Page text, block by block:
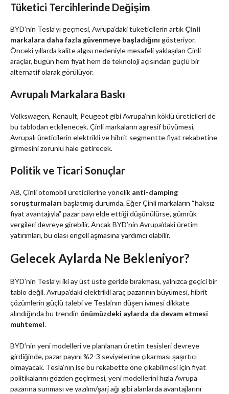
Tüketici Tercihlerinde Değişim
BYD’nin Tesla’yı geçmesi, Avrupa’daki tüketicilerin artık Çinli
markalara daha fazla güvenmeye başladığını gösteriyor.
Önceki yıllarda kalite algısı nedeniyle mesafeli yaklaşılan Çinli
araçlar, bugün hem fiyat hem de teknoloji açısından güçlü bir
alternatif olarak görülüyor.
Avrupalı Markalara Baskı
Volkswagen, Renault, Peugeot gibi Avrupa’nın köklü üreticileri de
bu tablodan etkilenecek. Çinli markaların agresif büyümesi,
Avrupalı üreticilerin elektrikli ve hibrit segmentte fiyat rekabetine
girmesini zorunlu hale getirecek.
Politik ve Ticari Sonuçlar
AB, Çinli otomobil üreticilerine yönelik anti-damping
soruşturmaları başlatmış durumda. Eğer Çinli markaların “haksız
fiyat avantajıyla” pazar payı elde ettiği düşünülürse, gümrük
vergileri devreye girebilir. Ancak BYD’nin Avrupa’daki üretim
yatırımları, bu olası engeli aşmasına yardımcı olabilir.
Gelecek Aylarda Ne Bekleniyor?
BYD’nin Tesla’yı iki ay üst üste geride bırakması, yalnızca geçici bir
tablo değil. Avrupa’daki elektrikli araç pazarının büyümesi, hibrit
çözümlerin güçlü talebi ve Tesla’nın düşen ivmesi dikkate
alındığında bu trendin önümüzdeki aylarda da devam etmesi
muhtemel.
BYD’nin yeni modelleri ve planlanan üretim tesisleri devreye
girdiğinde, pazar payını %2-3 seviyelerine çıkarması şaşırtıcı
olmayacak. Tesla’nın ise bu rekabette öne çıkabilmesi için fiyat
politikalarını gözden geçirmesi, yeni modellerini hızla Avrupa
pazarına sunması ve yazılım/şarj ağı gibi alanlarda avantajlarını